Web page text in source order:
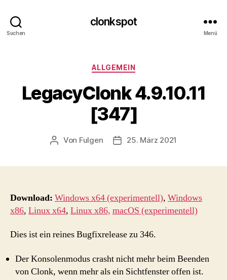
Suchen
clonkspot
Menü
Kategorien
ALLGEMEIN
LegacyClonk 4.9.10.11
[347]
Beitragsautor
Von Fulgen Beitragsdatum
25. März 2021
Download: Windows x64 (experimentell), Windows
x86, Linux x64, Linux x86, macOS (experimentell)
Dies ist ein reines Bugfixrelease zu 346.
Der Konsolenmodus crasht nicht mehr beim Beenden
von Clonk, wenn mehr als ein Sichtfenster offen ist.